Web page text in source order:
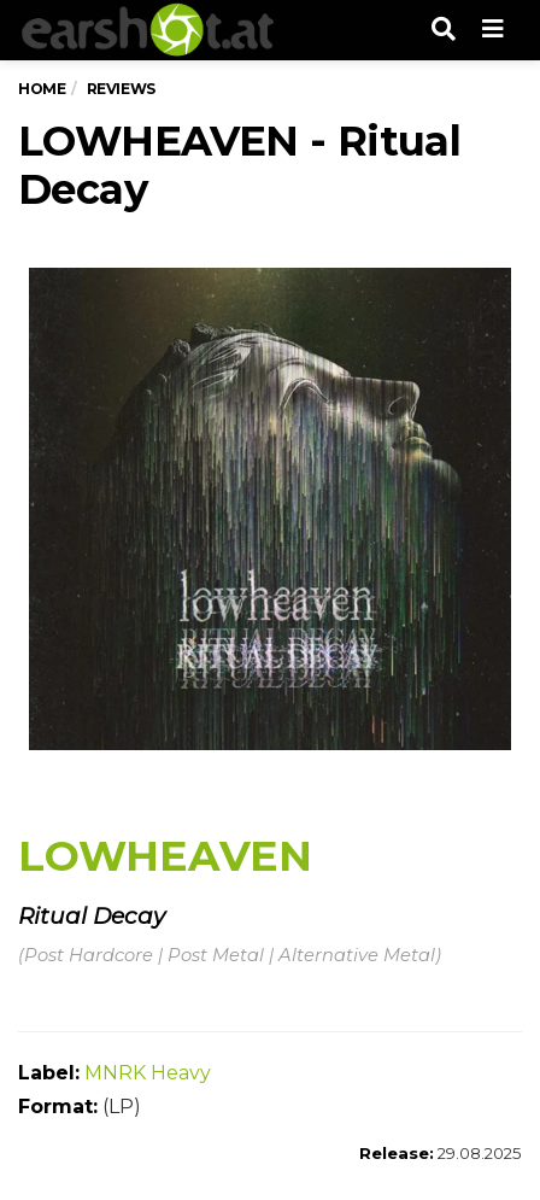
HOME REVIEWS
LOWHEAVEN - Ritual
Decay
LOWHEAVEN
Ritual Decay
(Post Hardcore | Post Metal | Alternative Metal)
Label: MNRK Heavy
Format: (LP)
Release: 29.08.2025